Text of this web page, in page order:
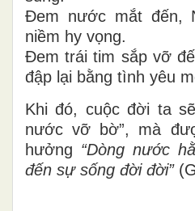
Đem nước mắt đến,
niềm hy vọng.
Đem trái tim sắp vỡ
đập lại bằng tình yêu
Khi đó, cuộc đời ta
nước vỡ bờ”, mà
hưởng “Dòng nước
đến sự sống đời đời”